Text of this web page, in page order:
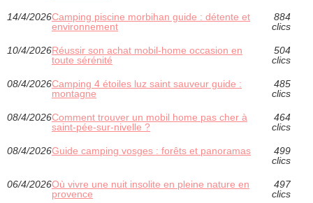
14/4/2026Camping piscine morbihan guide : détente et
environnement
884
clics
10/4/2026Réussir son achat mobil-home occasion en
toute sérénité
504
clics
08/4/2026Camping 4 étoiles luz saint sauveur guide :
montagne
485
clics
08/4/2026Comment trouver un mobil home pas cher à
saint-pée-sur-nivelle ?
464
clics
08/4/2026Guide camping vosges : forêts et panoramas
499
clics
06/4/2026Où vivre une nuit insolite en pleine nature en
provence
497
clics